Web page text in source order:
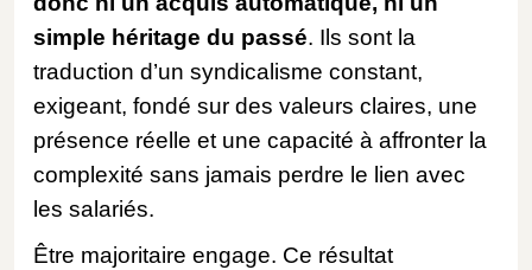
simple héritage du passé. Ils sont la
traduction d’un syndicalisme constant,
exigeant, fondé sur des valeurs claires, une
présence réelle et une capacité à affronter la
complexité sans jamais perdre le lien avec
les salariés.
Être majoritaire engage. Ce résultat